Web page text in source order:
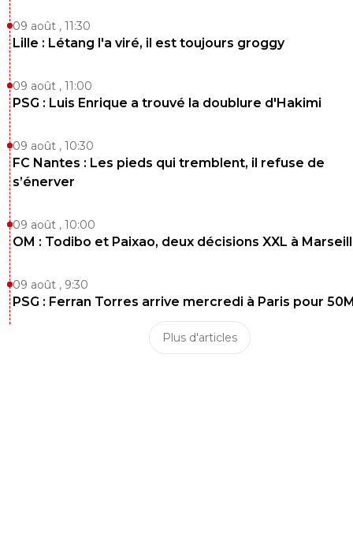
09 août , 11:30
Lille : Létang l'a viré, il est toujours groggy
09 août , 11:00
PSG : Luis Enrique a trouvé la doublure d'Hakimi
09 août , 10:30
FC Nantes : Les pieds qui tremblent, il refuse de
s’énerver
09 août , 10:00
OM : Todibo et Paixao, deux décisions XXL à
09 août , 9:30
PSG : Ferran Torres arrive mercredi à Paris pour
Plus d'articles